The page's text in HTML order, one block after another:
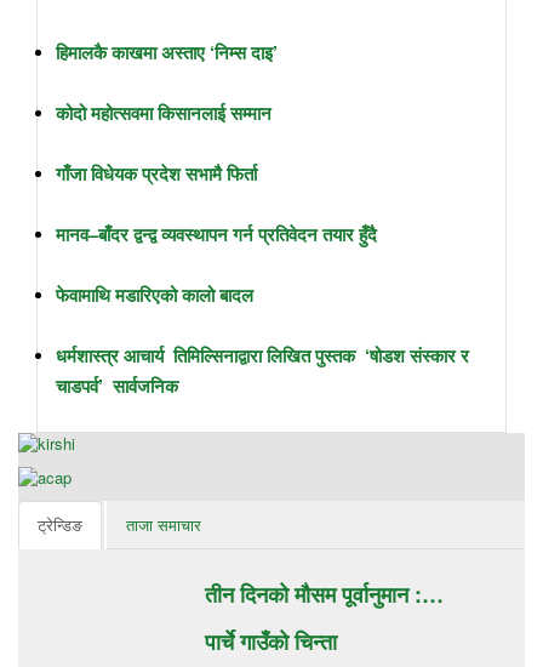
हिमालकै काखमा अस्ताए ‘निम्स दाइ’
कोदो महोत्सवमा किसानलाई सम्मान
गाँजा विधेयक प्रदेश सभामै फिर्ता
मानव–बाँदर द्वन्द्व व्यवस्थापन गर्न प्रतिवेदन तयार हुँदै
फेवामाथि मडारिएको कालो बादल
धर्मशास्त्र आचार्य तिमिल्सिनाद्वारा लिखित पुस्तक ‘षोडश संस्कार र
चाडपर्व’ सार्वजनिक
ट्रेन्डिङ ताजा समाचार
तीन दिनको मौसम पूर्वानुमान :…
पार्चे गाउँको चिन्ता